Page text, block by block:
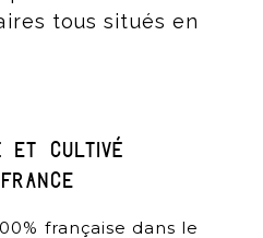
tous situés en
et cultivé
française dans le